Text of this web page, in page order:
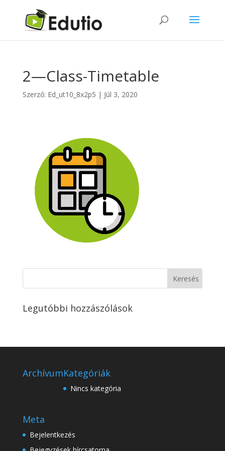
2—Class-Timetable
Szerző: Ed_ut10_8x2p5 | Júl 3, 2020
Legutóbbi hozzászólások
ArchívumKategóriák
Nincs kategória
Meta
Bejelentkezés